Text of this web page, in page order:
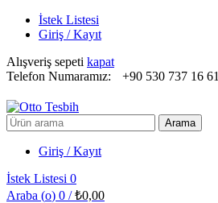
İstek Listesi
Giriş / Kayıt
Alışveriş sepeti kapat
Telefon Numaramız:
+90 530 737 16 61
Arayın: Arama
Giriş / Kayıt
İstek Listesi 0
Araba (o) 0 / ₺0,00